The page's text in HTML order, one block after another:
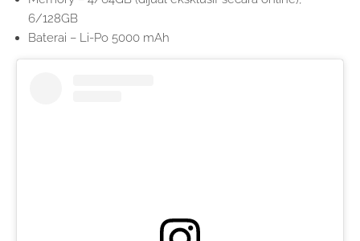
6/128GB
Baterai – Li-Po 5000 mAh